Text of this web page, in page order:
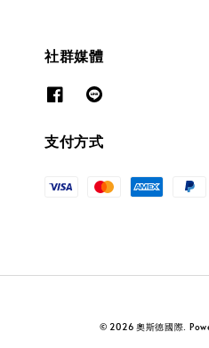
社群媒體
支付方式
© 2026 奧斯德國際.